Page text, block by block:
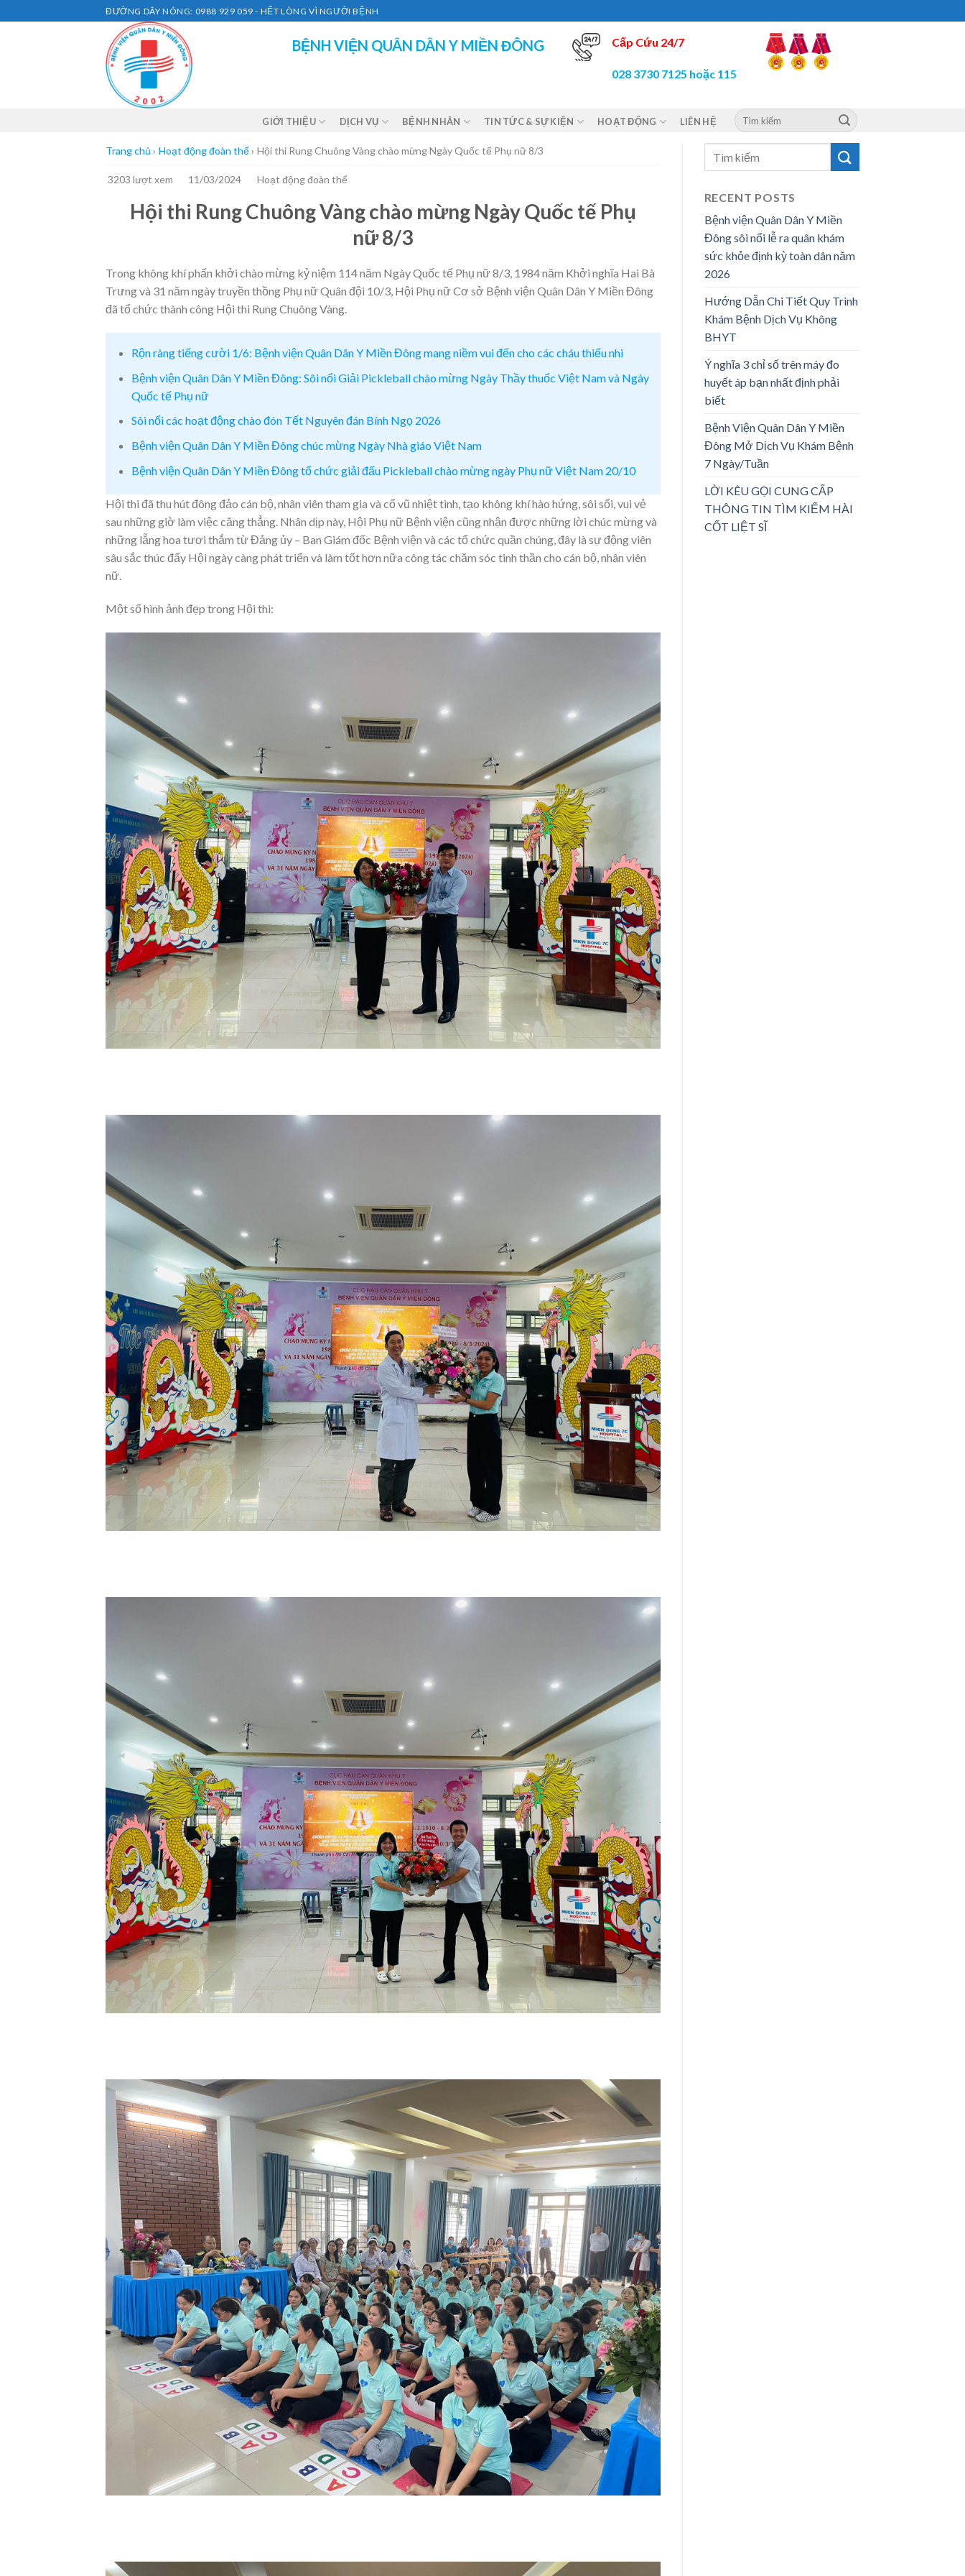
to
ĐƯỜNG DÂY NÓNG: 0988 929 059 - HẾT LÒNG VÌ NGƯỜI BỆNH
BỆNH VIỆN QUÂN DÂN Y MIỀN ĐÔNG Cấp Cứu 24/7
028 3730 7125 hoặc 115
GIỚI THIỆU DỊCH VỤ BỆNH NHÂN TIN TỨC & SỰ KIỆN HOẠT ĐỘNG LIÊN HỆ
Trang chủ › Hoạt động đoàn thể› Hội thi Rung Chuông Vàng chào mừng Ngày Quốc tế Phụ nữ 8/3
3203 lượt xem 11/03/2024 Hoạt động đoàn thể
Hội thi Rung Chuông Vàng chào mừng Ngày Quốc tế Phụ
nữ 8/3
Trong không khí phấn khởi chào mừng kỷ niệm 114 năm Ngày Quốc tế Phụ nữ 8/3, 1984 năm Khởi nghĩa Hai Bà
Trưng và 31 năm ngày truyền thồng Phụ nữ Quân đội 10/3, Hội Phụ nữ Cơ sở Bệnh viện Quân Dân Y Miền Đông
đã tổ chức thành công Hội thi Rung Chuông Vàng.
Rộn ràng tiếng cười 1/6: Bệnh viện Quân Dân Y Miền Đông mang niềm vui đến cho các cháu thiếu nhi
Bệnh viện Quân Dân Y Miền Đông: Sôi nổi Giải Pickleball chào mừng Ngày Thầy thuốc Việt Nam và Ngày
Quốc tế Phụ nữ
Sôi nổi các hoạt động chào đón Tết Nguyên đán Bính Ngọ 2026
Bệnh viện Quân Dân Y Miền Đông chúc mừng Ngày Nhà giáo Việt Nam
Bệnh viện Quân Dân Y Miền Đông tổ chức giải đấu Pickleball chào mừng ngày Phụ nữ Việt Nam 20/10
Hội thi đã thu hút đông đảo cán bộ, nhân viên tham gia và cổ vũ nhiệt tình, tạo không khí hào hứng, sôi sổi, vui vẻ
sau những giờ làm việc căng thẳng. Nhân dịp này, Hội Phụ nữ Bệnh viện cũng nhận được những lời chúc mừng và
những lẵng hoa tươi thắm từ Đảng ủy – Ban Giám đốc Bệnh viện và các tổ chức quần chúng, đây là sự động viên
sâu sắc thúc đẩy Hội ngày càng phát triển và làm tốt hơn nữa công tác chăm sóc tinh thần cho cán bộ, nhân viên
nữ.
Một số hình ảnh đẹp trong Hội thi:
RECENT POSTS
Bệnh viện Quân Dân Y Miền
Đông sôi nổi lễ ra quân khám
sức khỏe định kỳ toàn dân năm
2026
Hướng Dẫn Chi Tiết Quy Trình
Khám Bệnh Dịch Vụ Không
BHYT
Ý nghĩa 3 chỉ số trên máy đo
huyết áp bạn nhất định phải
biết
Bệnh Viện Quân Dân Y Miền
Đông Mở Dịch Vụ Khám Bệnh
7 Ngày/Tuần
LỜI KÊU GỌI CUNG CẤP
THÔNG TIN TÌM KIẾM HÀI
CỐT LIỆT SĨ